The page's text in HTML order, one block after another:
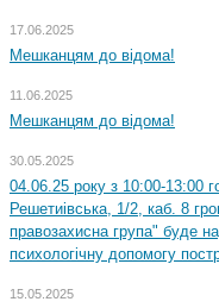
17.06.2025
Мешканцям до відома!
11.06.2025
Мешканцям до відома!
30.05.2025
04.06.25 року з 10:00-13:00
Решетиівська, 1/2, каб. 8
правозахисна група" буде
психологічну допомогу
15.05.2025